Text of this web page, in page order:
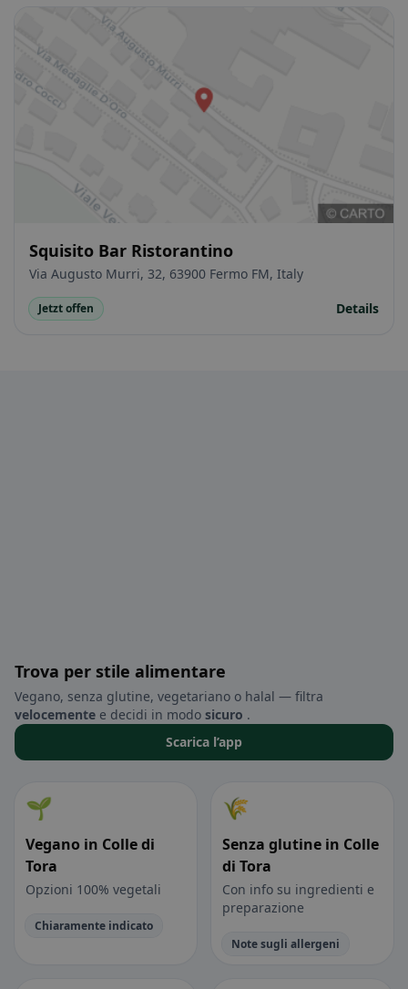
Squisito Bar Ristorantino
Via Augusto Murri, 32, 63900 Fermo FM, Italy
Jetzt offen Details
Trova per stile alimentare
Vegano, senza glutine, vegetariano o halal — filtra
velocemente e decidi in modo sicuro .
Scarica l’app
🌱
Vegano in Colle di
Tora
Opzioni 100% vegetali
Chiaramente indicato
🌾
Senza glutine in Colle
di Tora
Con info su ingredienti e
preparazione
Note sugli allergeni